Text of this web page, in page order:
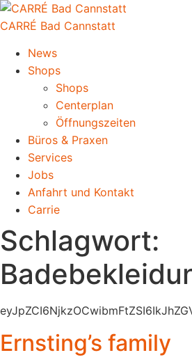
CARRÉ Bad Cannstatt
News
Shops
Shops
Centerplan
Öffnungszeiten
Büros & Praxen
Services
Jobs
Anfahrt und Kontakt
Carrie
Schlagwort:
Ernsting’s family